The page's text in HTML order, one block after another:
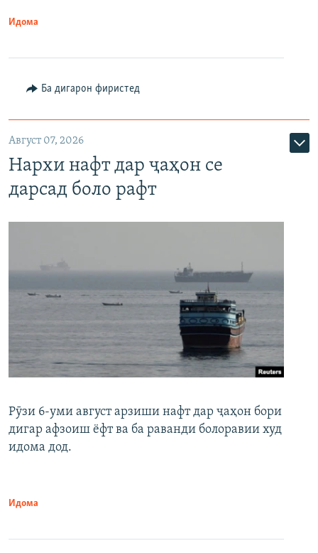
Идома
Ба дигарон фиристед
Август 07, 2026
Нархи нафт дар ҷаҳон се
дарсад боло рафт
Рӯзи 6-уми август арзиши нафт дар ҷаҳон бори
дигар афзоиш ёфт ва ба раванди болоравии худ
идома дод.
Идома